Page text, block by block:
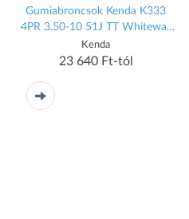
Gumiabroncsok Kenda K333
4PR 3.50-10 51J TT Whitewall
Kenda K333 4PR 3.50-10 51J TT
Whitewall
Kenda
23 640 Ft-tól